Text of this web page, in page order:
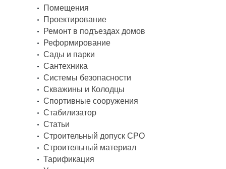
Помещения
Проектирование
Ремонт в подъездах домов
Реформирование
Сады и парки
Сантехника
Системы безопасности
Скважины и Колодцы
Спортивные сооружения
Стабилизатор
Статьи
Строительный допуск СРО
Строительный материал
Тарификация